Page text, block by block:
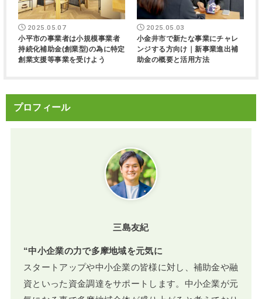
2025.05.07
小平市の事業者は小規模事業者
持続化補助金(創業型)の為に特定
創業支援等事業を受けよう
2025.05.03
小金井市で新たな事業にチャレ
ンジする方向け｜新事業進出補
助金の概要と活用方法
プロフィール
三島友紀
“中小企業の力で多摩地域を元気に
スタートアップや中小企業の皆様に対し、補助金や融
資といった資金調達をサポートします。中小企業が元